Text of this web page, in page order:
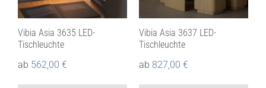
Vibia Asia 3635 LED-
Tischleuchte
ab 562,00 €
Vibia Asia 3637 LED-
Tischleuchte
ab 827,00 €